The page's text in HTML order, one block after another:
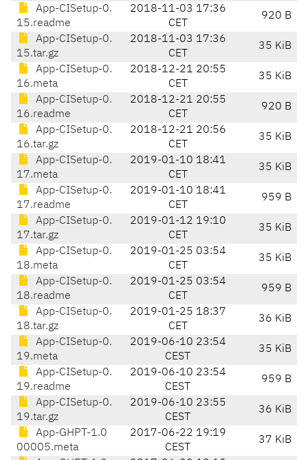
App-CISetup-0.
15.readme
2018-11-03 17:36
CET
920 B
App-CISetup-0.
15.tar.gz
2018-11-03 17:36
CET
35 KiB
App-CISetup-0.
16.meta
2018-12-21 20:55
CET
35 KiB
App-CISetup-0.
16.readme
2018-12-21 20:55
CET
920 B
App-CISetup-0.
16.tar.gz
2018-12-21 20:56
CET
35 KiB
App-CISetup-0.
17.meta
2019-01-10 18:41
CET
35 KiB
App-CISetup-0.
17.readme
2019-01-10 18:41
CET
959 B
App-CISetup-0.
17.tar.gz
2019-01-12 19:10
CET
35 KiB
App-CISetup-0.
18.meta
2019-01-25 03:54
CET
35 KiB
App-CISetup-0.
18.readme
2019-01-25 03:54
CET
959 B
App-CISetup-0.
18.tar.gz
2019-01-25 18:37
CET
36 KiB
App-CISetup-0.
19.meta
2019-06-10 23:54
CEST
35 KiB
App-CISetup-0.
19.readme
2019-06-10 23:54
CEST
959 B
App-CISetup-0.
19.tar.gz
2019-06-10 23:55
CEST
36 KiB
App-GHPT-1.0
00005.meta
2017-06-22 19:19
CEST
37 KiB